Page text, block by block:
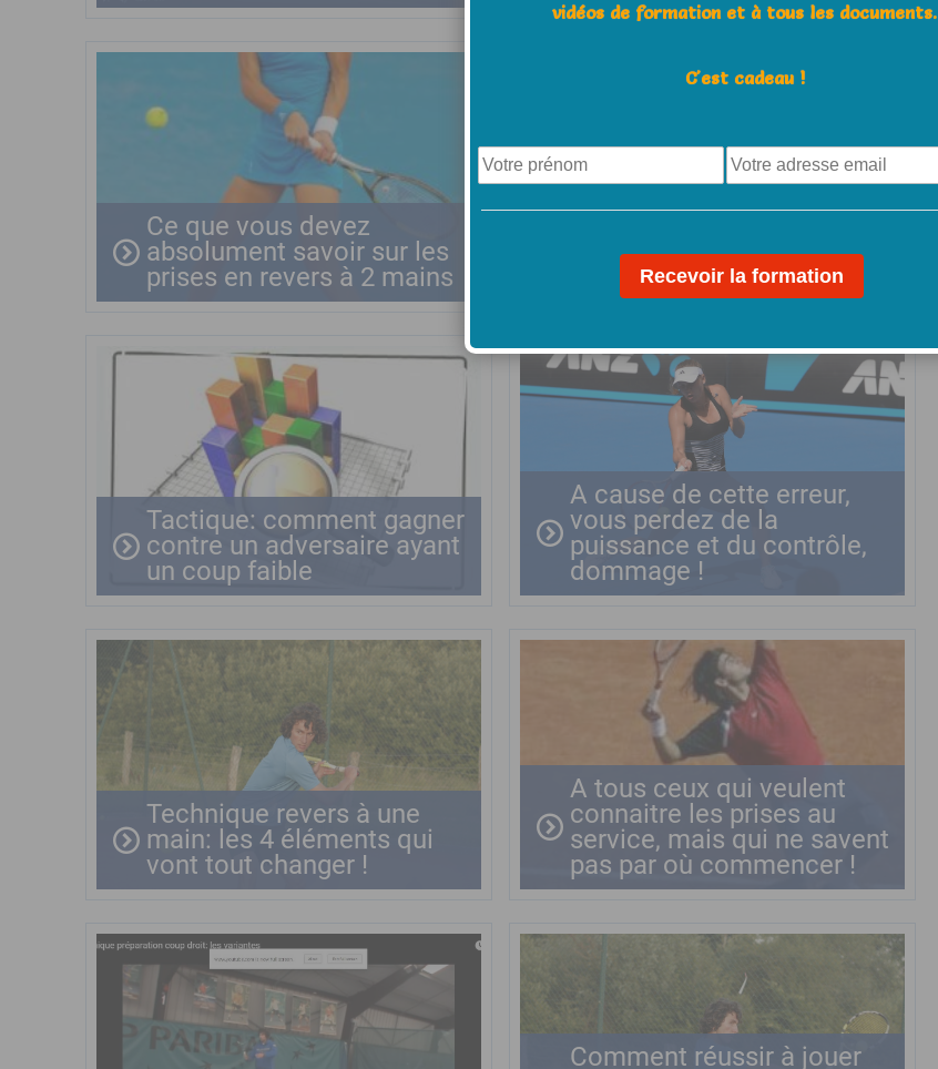
Ce que vous devez
absolument savoir sur les
prises en revers à 2 mains
Inédit: la formation
images pour découvrir
votre programme )
Tactique: comment gagner
contre un adversaire ayant
un coup faible
A cause de cette erreur,
vous perdez de la
puissance et du contrôle,
dommage !
Technique revers à une
main: les 4 éléments qui
vont tout changer !
A tous ceux qui veulent
connaitre les prises au
service, mais qui ne savent
pas par où commencer !
Comment réussir à jouer
vidéos de formation et à tous les documents.
C'est cadeau !